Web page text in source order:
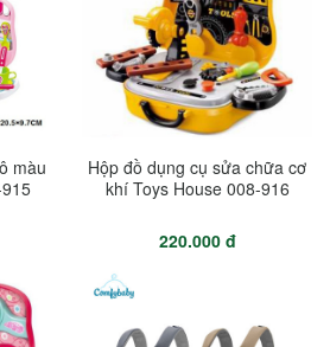
màu
Hộp đồ dụng cụ sửa chữa cơ
khí Toys House 008-916
220.000 đ